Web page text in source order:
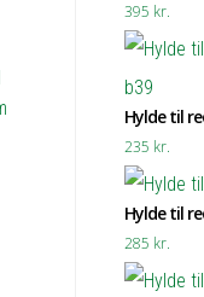
395 kr.
Hylde til
235 kr.
Hylde til
285 kr.